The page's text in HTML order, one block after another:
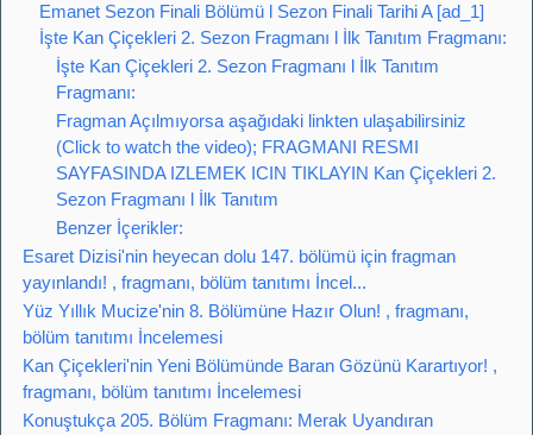
Emanet Sezon Finali Bölümü l Sezon Finali Tarihi A [ad_1]
İşte Kan Çiçekleri 2. Sezon Fragmanı l İlk Tanıtım Fragmanı:
İşte Kan Çiçekleri 2. Sezon Fragmanı l İlk Tanıtım
Fragmanı:
Fragman Açılmıyorsa aşağıdaki linkten ulaşabilirsiniz
(Click to watch the video); FRAGMANI RESMI
SAYFASINDA IZLEMEK ICIN TIKLAYIN Kan Çiçekleri 2.
Sezon Fragmanı l İlk Tanıtım
Benzer İçerikler:
Esaret Dizisi'nin heyecan dolu 147. bölümü için fragman
yayınlandı! , fragmanı, bölüm tanıtımı İncel...
Yüz Yıllık Mucize'nin 8. Bölümüne Hazır Olun! , fragmanı,
bölüm tanıtımı İncelemesi
Kan Çiçekleri'nin Yeni Bölümünde Baran Gözünü Karartıyor! ,
fragmanı, bölüm tanıtımı İncelemesi
Konuştukça 205. Bölüm Fragmanı: Merak Uyandıran